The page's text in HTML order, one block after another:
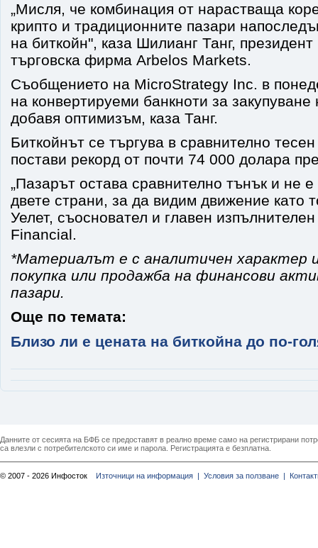
„Мисля, че комбинация от нарастваща
крипто и традиционните пазари
на биткойн", каза Шилианг Танг,
търговска фирма Arbelos Markets.
Съобщението на MicroStrategy Inc. в
на конвертируеми банкноти за закупуване
добавя оптимизъм, каза Танг.
Биткойнът се търгува в сравнително
постави рекорд от почти 74 000 долара
„Пазарът остава сравнително тънък и не
двете страни, за да видим движение като
Уелет, съосновател и главен
Financial.
*Материалът е с аналитичен характер
покупка или продажба на финансови
пазари.
Още по темата:
Близо ли е цената на биткойна до по-
Данните от сесията на БФБ се предоставят в реално време само на регистрирани
са влезли с потребителското си име и парола. Регистрацията е безплатна.
© 2007 - 2026 Инфосток Източници на информация | Условия за ползване |